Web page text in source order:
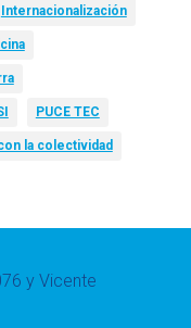
Internacionalización
PUCE TEC
la colectividad
y Vicente